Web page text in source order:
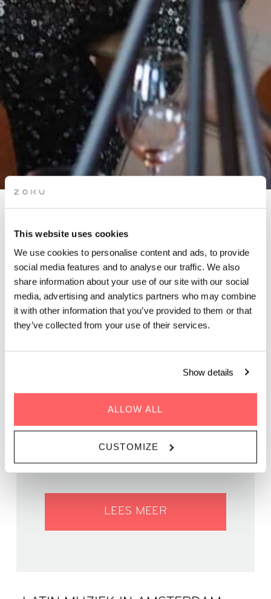
This website uses cookies
We use cookies to personalise content and ads, to provide
social media features and to analyse our traffic. We also
share information about your use of our site with our social
media, advertising and analytics partners who may combine
it with other information that you’ve provided to them or that
they’ve collected from your use of their services.
Show details
ALLOW ALL
CUSTOMIZE
AMSTERDAM LATIN
PROJECT
Begin je weekend goed met een onvergetelijke Latin-avond in
Amsterdam in september op een van de beste daken van de
stad.
WAAR | Zoku Amsterdam
LEES MEER